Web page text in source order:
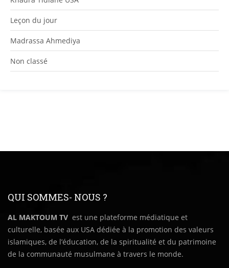
Leçon du jour
Madrassa Ahmediya
Non classé
QUI SOMMES- NOUS ?
AL MAKTOUM TV est une plateforme médiatique et
culturelle, basée aux USA dédiée à la promotion des valeurs
islamiques, de l’éducation, de la spiritualité et du patrimoine
de la communauté musulmane à travers le monde.